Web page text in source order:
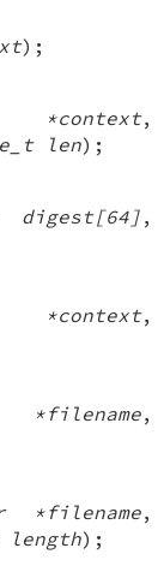
);
*context,
len);
digest[64] ,
*context,
,
*filename,
);